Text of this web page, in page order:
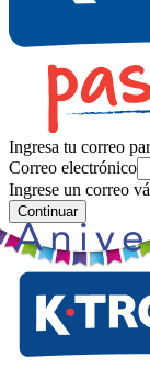
Ingresa tu correo
Correo electrónico
Ingrese un correo
Continuar